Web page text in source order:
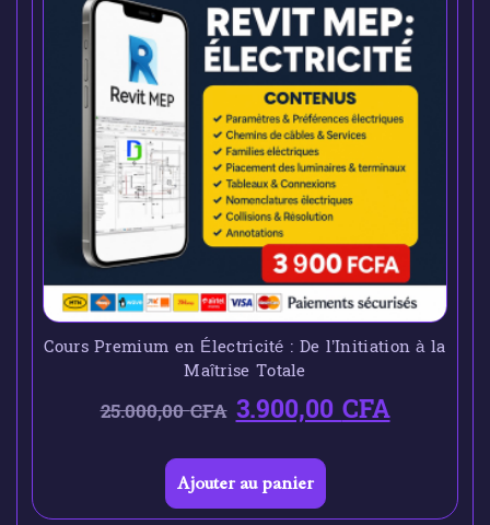
Cours Premium en Électricité : De l’Initiation à la
Maîtrise Totale
25.000,00CFA 3.900,00CFA
Ajouter au panier